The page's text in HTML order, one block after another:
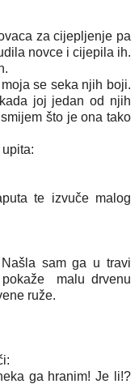
za cijepljenje pa
novce i cijepila ih.
se seka njih boji.
joj jedan od njih
što je ona tako
te izvuče malog
sam ga u travi
malu drvenu
ruže.
ga hranim! Je li!?